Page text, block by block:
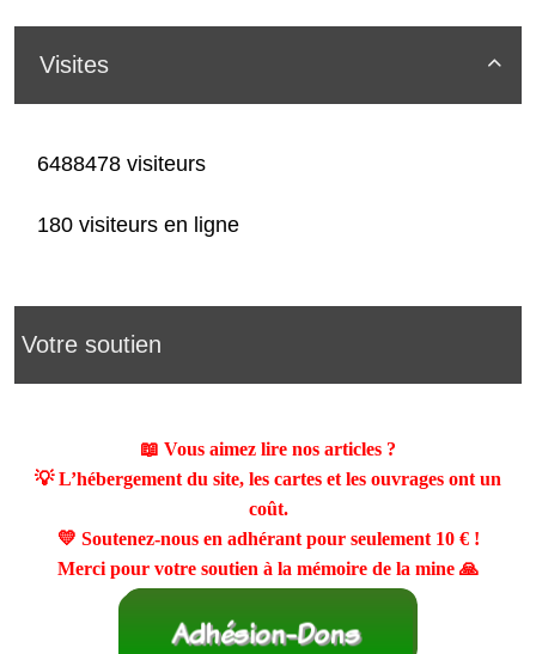

Visites
6488478 visiteurs
180 visiteurs en ligne
Votre soutien
📖 Vous aimez lire nos articles ?
💡 L’hébergement du site, les cartes et les ouvrages ont un
coût.
💛 Soutenez-nous en adhérant pour seulement 10 €!
Merci pour votre soutien à la mémoire de la mine 🙏